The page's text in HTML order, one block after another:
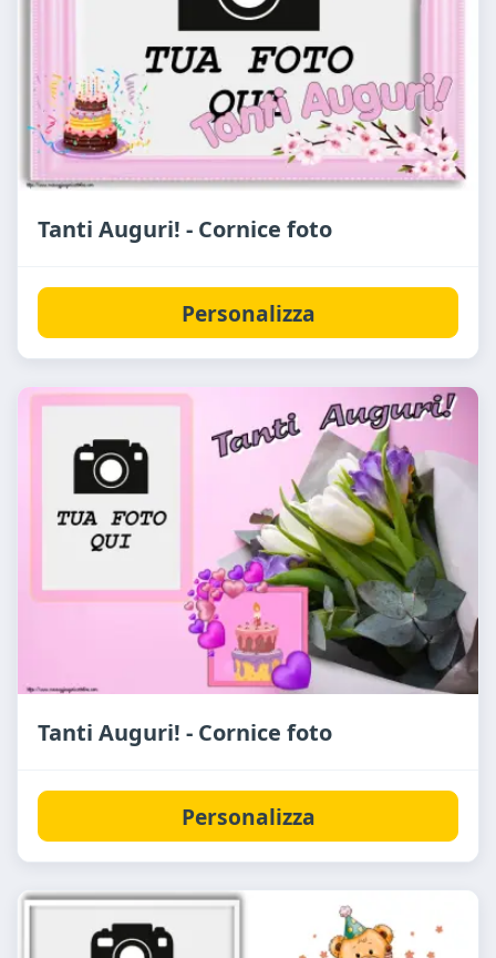
Tanti Auguri! - Cornice foto
Personalizza
Tanti Auguri! - Cornice foto
Personalizza